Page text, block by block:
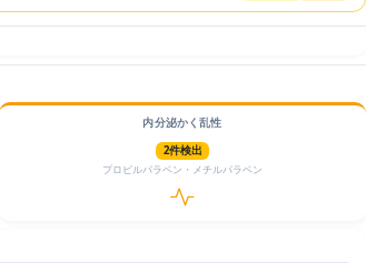
内分泌かく乱性
2件検出
プロピルパラベン・メチルパラベン